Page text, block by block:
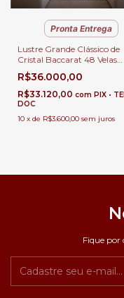
Pronta Entrega
Lustre Grande Clássico de
Cristal Baccarat 48 Velas
Detalhes Rubro Para Casas
com Pé Direito Duplo,
de Hotéis e Salões de Festas
R$36.000,00
R$33.120,00 com PIX •
DOC
10 x de R$3.600,00 sem juros
Fique por